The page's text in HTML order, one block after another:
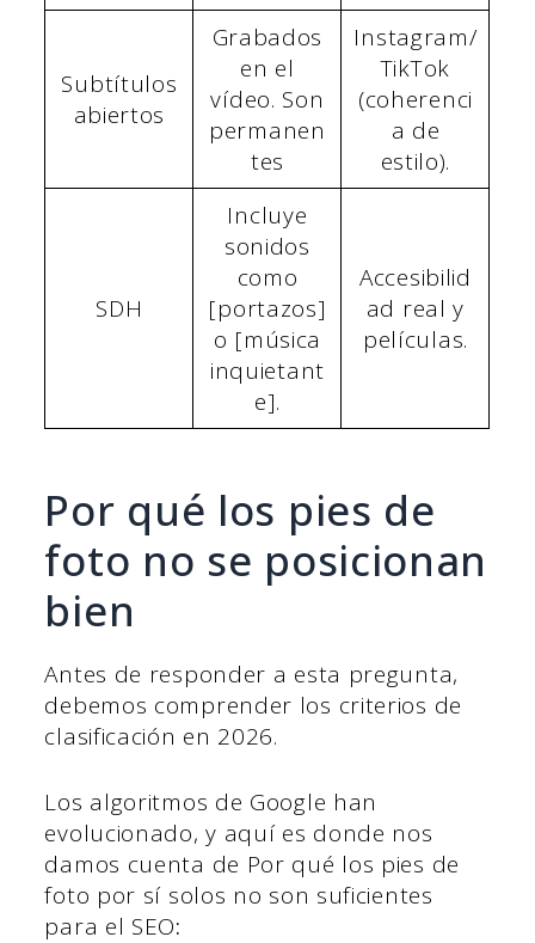
Subtítulos
abiertos
Grabados
en el
vídeo. Son
permanen
tes
Instagram/
TikTok
(coherenci
a de
estilo).
SDH
Incluye
sonidos
como
[portazos]
o [música
inquietant
e].
Accesibilid
ad real y
películas.
Por qué los pies de
foto no se posicionan
bien
Antes de responder a esta pregunta,
debemos comprender los criterios de
clasificación en 2026.
Los algoritmos de Google han
evolucionado, y aquí es donde nos
damos cuenta de Por qué los pies de
foto por sí solos no son suficientes
para el SEO: